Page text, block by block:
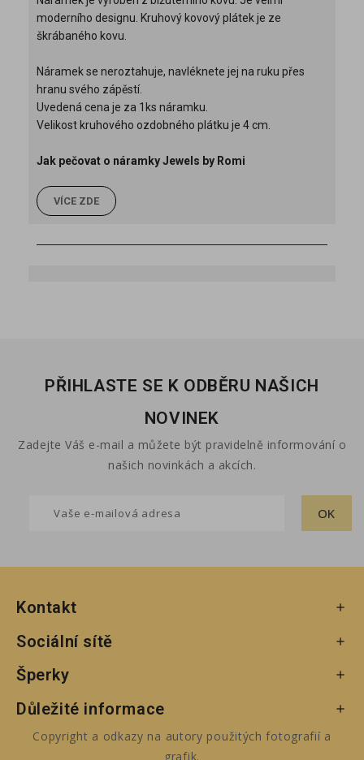
moderního designu. Kruhový kovový plátek je ze
škrábaného kovu.
Náramek se neroztahuje, navléknete jej na ruku přes
hranu svého zápěstí.
Uvedená cena je za 1ks náramku.
Velikost kruhového ozdobného plátku je 4 cm.
Jak pečovat o náramky Jewels by Romi
VÍCE ZDE
PŘIHLASTE SE K ODBĚRU NAŠICH
NOVINEK
Zadejte Váš e-mail a můžete být pravidelně informování o
našich novinkách a akcích.
Kontakt 
Sociální sítě 
Šperky 
Důležité informace 
Copyright a odkazy na autory použitých fotografií a
grafik.